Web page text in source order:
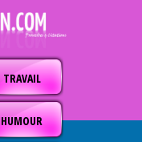
TRAVAIL
HUMOUR